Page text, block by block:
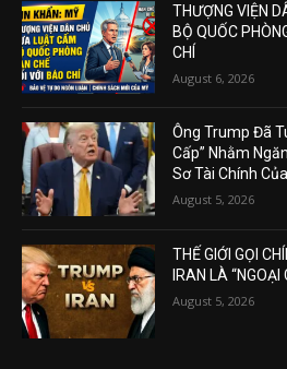
THƯỢNG VIỆN
BỘ QUỐC
CHÍ
August 6, 2026
Ông Trump Đã
Cấp” Nhằm
Sơ Tài Chính
August 5, 2026
THẾ GIỚI GỌI
IRAN LÀ
August 5, 2026